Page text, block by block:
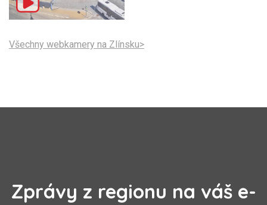
Všechny webkamery na Zlínsku>
Zprávy z regionu na váš e-